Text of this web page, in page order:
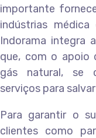
importante
indústrias
Indorama integra
que, com o apoio
gás natural, se
serviços para
Para garantir o
clientes como